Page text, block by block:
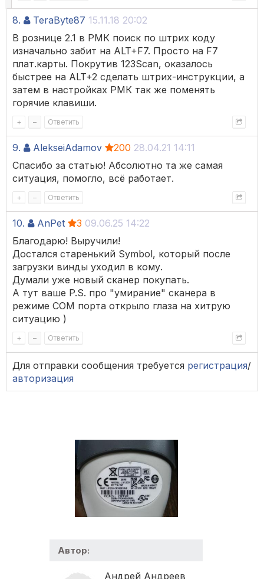
8. TeraByte87 15.11.18 20:02
В рознице 2.1 в РМК поиск по штрих коду
изначально забит на ALT+F7. Просто на F7
плат.карты. Покрутив 123Scan, оказалось
быстрее на ALT+2 сделать штрих-инструкции, а
затем в настройках РМК так же поменять
горячие клавиши.
+ – Ответить
9. AlekseiAdamov 200 28.04.21 14:11
Спасибо за статью! Абсолютно та же самая
ситуация, помогло, всё работает.
+ – Ответить
10. AnPet 3 09.06.25 14:22
Благодарю! Выручили!
Достался старенький Symbol, который после
загрузки винды уходил в кому.
Думали уже новый сканер покупать.
А тут ваше P.S. про "умирание" сканера в
режиме COM порта открыло глаза на хитрую
ситуацию )
+ – Ответить
Для отправки сообщения требуется регистрация/
авторизация
Автор:
Андрей Андреев